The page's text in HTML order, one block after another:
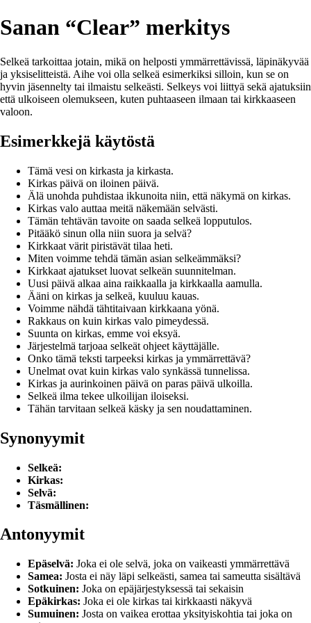
Sanan “Clear” merkitys
Selkeä tarkoittaa jotain, mikä on helposti ymmärrettävissä, läpinäkyvää
ja yksiselitteistä. Aihe voi olla selkeä esimerkiksi silloin, kun se on
hyvin jäsennelty tai ilmaistu selkeästi. Selkeys voi liittyä sekä ajatuksiin
että ulkoiseen olemukseen, kuten puhtaaseen ilmaan tai kirkkaaseen
valoon.
Esimerkkejä käytöstä
Tämä vesi on kirkasta ja kirkasta.
Kirkas päivä on iloinen päivä.
Älä unohda puhdistaa ikkunoita niin, että näkymä on kirkas.
Kirkas valo auttaa meitä näkemään selvästi.
Tämän tehtävän tavoite on saada selkeä lopputulos.
Pitääkö sinun olla niin suora ja selvä?
Kirkkaat värit piristävät tilaa heti.
Miten voimme tehdä tämän asian selkeämmäksi?
Kirkkaat ajatukset luovat selkeän suunnitelman.
Uusi päivä alkaa aina raikkaalla ja kirkkaalla aamulla.
Ääni on kirkas ja selkeä, kuuluu kauas.
Voimme nähdä tähtitaivaan kirkkaana yönä.
Rakkaus on kuin kirkas valo pimeydessä.
Suunta on kirkas, emme voi eksyä.
Järjestelmä tarjoaa selkeät ohjeet käyttäjälle.
Onko tämä teksti tarpeeksi kirkas ja ymmärrettävä?
Unelmat ovat kuin kirkas valo synkässä tunnelissa.
Kirkas ja aurinkoinen päivä on paras päivä ulkoilla.
Selkeä ilma tekee ulkoilijan iloiseksi.
Tähän tarvitaan selkeä käsky ja sen noudattaminen.
Synonyymit
Selkeä:
Kirkas:
Selvä:
Täsmällinen:
Antonyymit
Epäselvä: Joka ei ole selvä, joka on vaikeasti ymmärrettävä
Samea: Josta ei näy läpi selkeästi, samea tai sameutta sisältävä
Sotkuinen: Joka on epäjärjestyksessä tai sekaisin
Epäkirkas: Joka ei ole kirkas tai kirkkaasti näkyvä
Sumuinen: Josta on vaikea erottaa yksityiskohtia tai joka on